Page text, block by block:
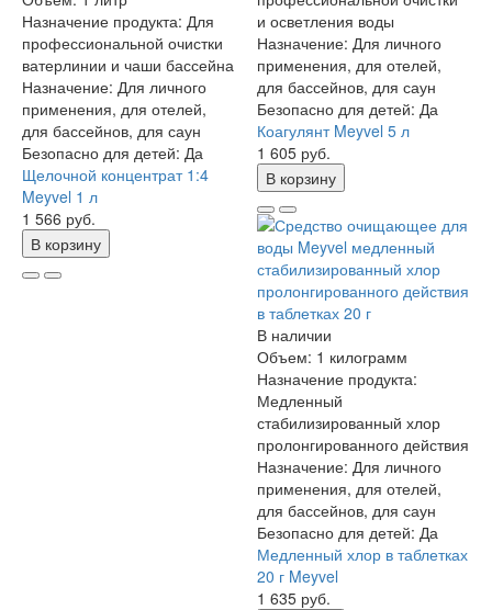
Назначение продукта: Для
профессиональной очистки
ватерлинии и чаши бассейна
Назначение: Для личного
применения, для отелей,
для бассейнов, для саун
Безопасно для детей: Да
Щелочной концентрат 1:4
Meyvel 1 л
1 566 руб.
В корзину
и осветления воды
Назначение: Для личного
применения, для отелей,
для бассейнов, для саун
Безопасно для детей: Да
Коагулянт Meyvel 5 л
1 605 руб.
В корзину
В наличии
Объем: 1 килограмм
Назначение продукта:
Медленный
стабилизированный хлор
пролонгированного действия
Назначение: Для личного
применения, для отелей,
для бассейнов, для саун
Безопасно для детей: Да
Медленный хлор в таблетках
20 г Meyvel
1 635 руб.